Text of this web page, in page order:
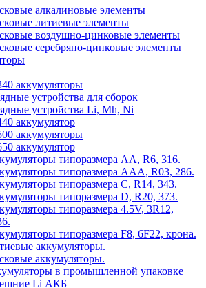
алкалиновые элементы
литиевые элементы
воздушно-цинковые элементы
серебряно-цинковые элементы
аккумуляторы
устройства для сборок
устройства Li, Mh, Ni
аккумулятор
аккумуляторы
аккумулятор
типоразмера АА, R6, 316.
типоразмера ААА, R03, 286.
типоразмера С, R14, 343.
типоразмера D, R20, 373.
типоразмера 4.5V, 3R12,
типоразмера F8, 6F22, крона.
аккумуляторы.
аккумуляторы.
в промышленной упаковке
Li АКБ